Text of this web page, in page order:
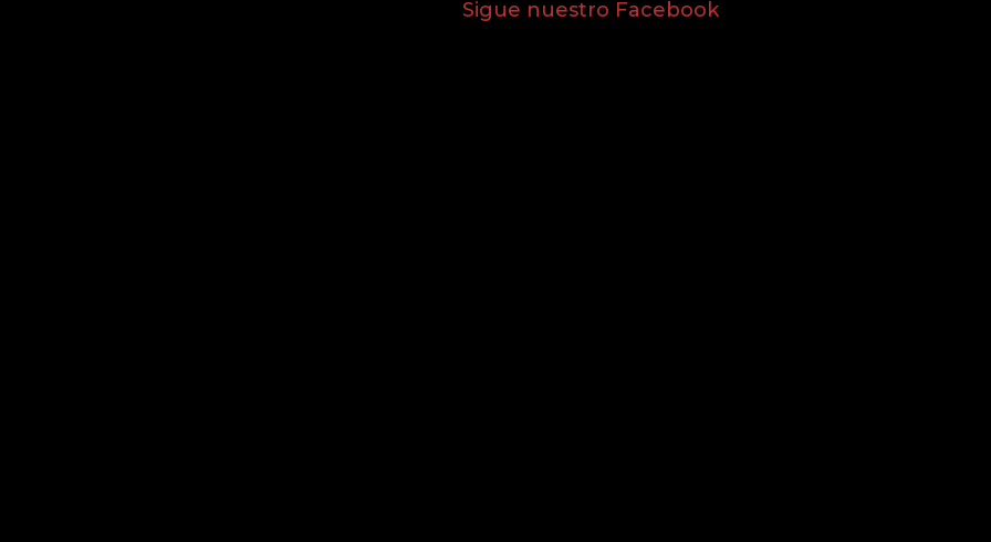
Sigue nuestro Facebook